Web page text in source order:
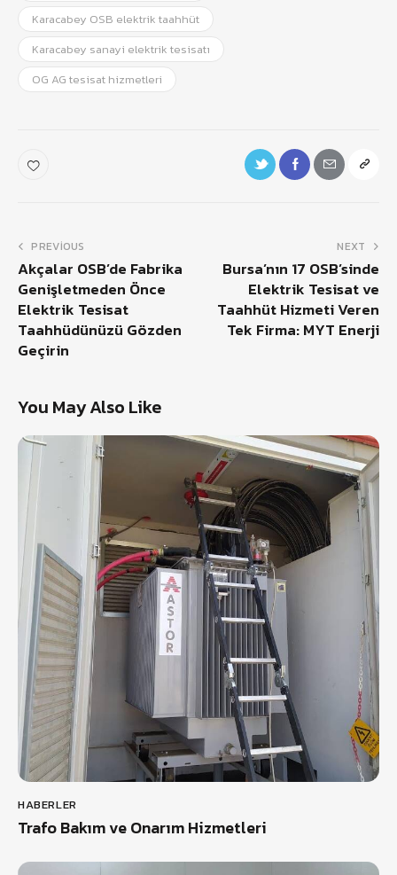
Karacabey OSB elektrik taahhüt
Karacabey sanayi elektrik tesisatı
OG AG tesisat hizmetleri
PREVIOUS
Akçalar OSB’de Fabrika
Genişletmeden Önce
Elektrik Tesisat
Taahhüdünüzü Gözden
Geçirin
NEXT
Bursa’nın 17 OSB’sinde
Elektrik Tesisat ve
Taahhüt Hizmeti Veren
Tek Firma: MYT Enerji
You May Also Like
HABERLER
Trafo Bakım ve Onarım Hizmetleri